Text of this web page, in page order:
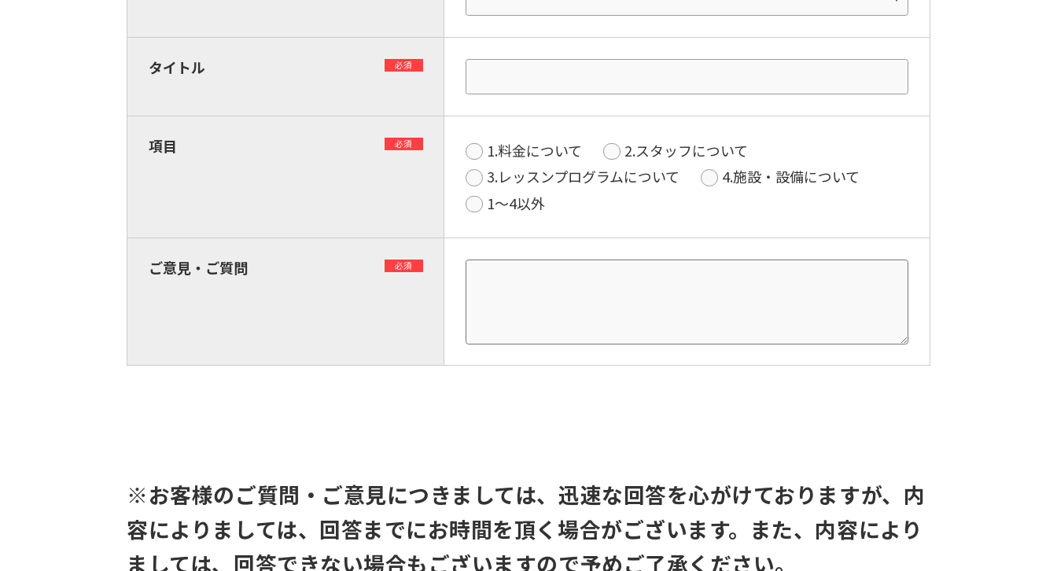
タイトル 必須
項目 必須 1.料金について
2.スタッフについて
3.レッスンプログラムについて
4.施設・設備について
1〜4以外
ご意見・ご質問 必須
※お客様のご質問・ご意見につきましては、迅速な回答を心がけておりますが、内
容によりましては、回答までにお時間を頂く場合がございます。また、内容により
ましては、回答できない場合もございますので予めご了承ください。